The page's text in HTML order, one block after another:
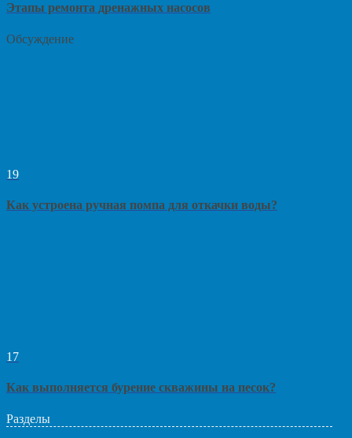
Этапы ремонта дренажных насосов
Обсуждение
19
Как устроена ручная помпа для откачки воды?
17
Как выполняется бурение скважины на песок?
Разделы